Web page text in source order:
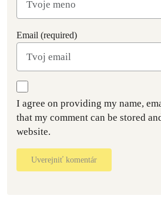
Email (required)
I agree on providing my name,
that my comment can be stored
website.
Uverejniť komentár